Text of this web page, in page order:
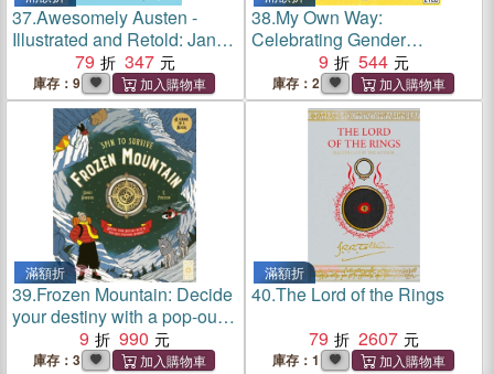
37.Awesomely Austen -
Illustrated and Retold: Jane
Austen's Pride and
Prejudice
79 347
庫存：9
38.My Own Way:
Celebrating Gender
Freedom for Kids (精裝本)
9 544
庫存：2
滿額折
39.Frozen Mountain: Decide
your destiny with a pop-out
fortune spinner (精裝本)(附
羅盤)(英國版)
9 990
庫存：3
滿額折
40.The Lord of the Rings
79
2607
庫存：1